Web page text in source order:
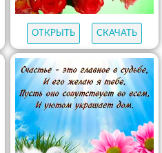
ОТКРЫТЬ СКАЧАТЬ